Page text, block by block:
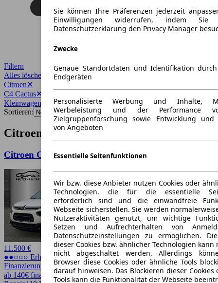
Sie können Ihre Präferenzen jederzeit
Einwilligungen widerrufen, indem
Datenschutzerklärung den Privacy Manager
Zwecke
Genaue Standortdaten und Identifikation
Endgeräten
Personalisierte Werbung und Inhalte,
Werbeleistung und der Performance
Zielgruppenforschung sowie Entwicklung und
von Angeboten
Essentielle Seitenfunktionen
Wir bzw. diese Anbieter nutzen Cookies oder
Technologien, die für die essentielle
erforderlich sind und die einwandfreie
Webseite sicherstellen. Sie werden
Nutzeraktivitäten genutzt, um wichtige
Setzen und Aufrechterhalten von
Datenschutzeinstellungen zu ermöglichen.
dieser Cookies bzw. ähnlicher Technologien kann
nicht abgeschaltet werden. Allerdings
Browser diese Cookies oder ähnliche Tools
darauf hinweisen. Das Blockieren dieser
Tools kann die Funktionalität der Webseite
Filtern
Alles löschen
Citroen✕
C4 Cactus✕
Kleinwagen
Sortieren:
Citroen C4 Cactus Kleinwagen Angebote
Citroen C4 Cactus Shine
11.500 €
●●○○○ Erhöhter Preis
Finanzierung möglich
ab 140€ finanzieren ↗